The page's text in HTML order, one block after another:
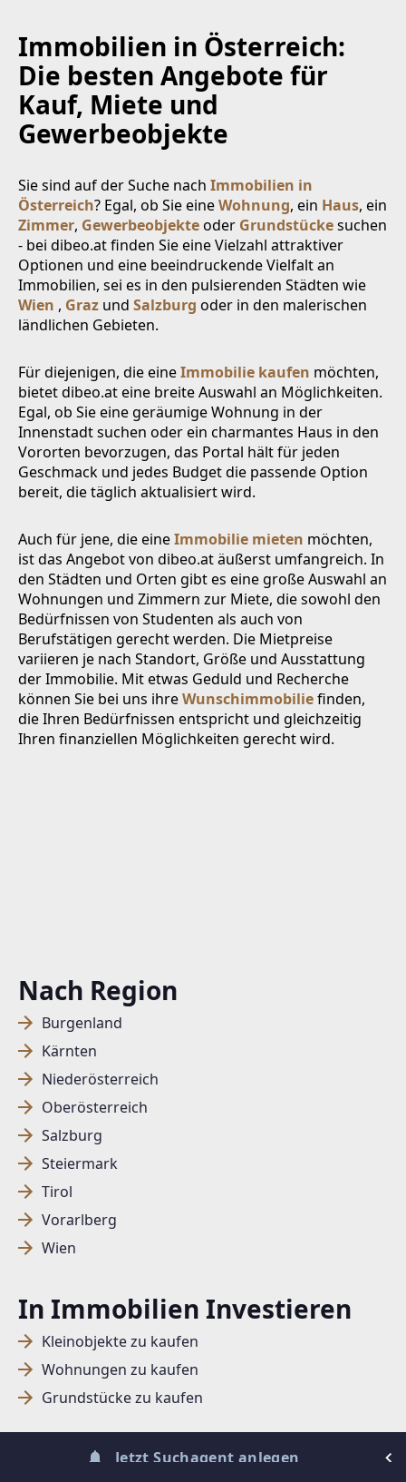
Nach Region
Burgenland
Kärnten
Niederösterreich
Oberösterreich
Salzburg
Steiermark
Tirol
Vorarlberg
Wien
In Immobilien Investieren
Kleinobjekte zu kaufen
Wohnungen zu kaufen
Grundstücke zu kaufen
Jetzt Suchagent anlegen
SUCHAGENT ANLEGEN FÜR DIE
AKTUELLEN SUCHKRITERIEN
Dieser Filter wird viele Treffer erzeugen. Bitte setzen
Sie weitere Filter!
Treffer verfeinern
in denDatenschutzbestimmungenbeschrieben,
zu.
Immobilien in Österreich:
Die besten Angebote für
Kauf, Miete und
Gewerbeobjekte
Sie sind auf der Suche nach Immobilien in
Österreich? Egal, ob Sie eineWohnung, ein Haus, ein
Zimmer, Gewerbeobjekteoder Grundstückesuchen
- bei dibeo.at finden Sie eine Vielzahl attraktiver
Optionen und eine beeindruckende Vielfalt an
Immobilien, sei es in den pulsierenden Städten wie
Wien , Graz und Salzburg oder in den malerischen
ländlichen Gebieten.
Für diejenigen, die eineImmobilie kaufen möchten,
bietet dibeo.at eine breite Auswahl an Möglichkeiten.
Egal, ob Sie eine geräumige Wohnung in der
Innenstadt suchen oder ein charmantes Haus in den
Vororten bevorzugen, das Portal hält für jeden
Geschmack und jedes Budget die passende Option
bereit, die täglich aktualisiert wird.
Auch für jene, die eineImmobilie mieten möchten,
ist das Angebot von dibeo.at äußerst umfangreich. In
den Städten und Orten gibt es eine große Auswahl an
Wohnungen und Zimmern zur Miete, die sowohl den
Bedürfnissen von Studenten als auch von
Berufstätigen gerecht werden. Die Mietpreise
variieren je nach Standort, Größe und Ausstattung
der Immobilie. Mit etwas Geduld und Recherche
können Sie bei uns ihreWunschimmobiliefinden,
die Ihren Bedürfnissen entspricht und gleichzeitig
Ihren finanziellen Möglichkeiten gerecht wird.